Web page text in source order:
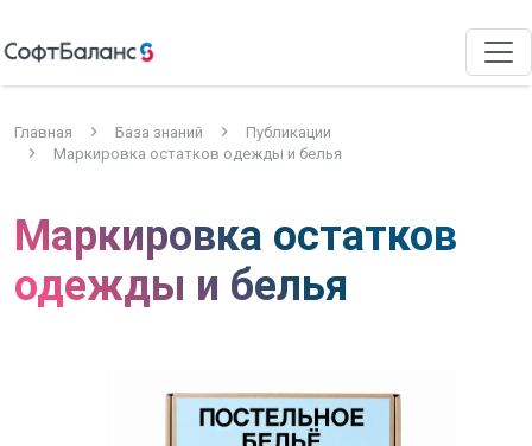
Главная База знаний
Публикации
Маркировка остатков одежды и белья
Маркировка остатков
одежды и белья